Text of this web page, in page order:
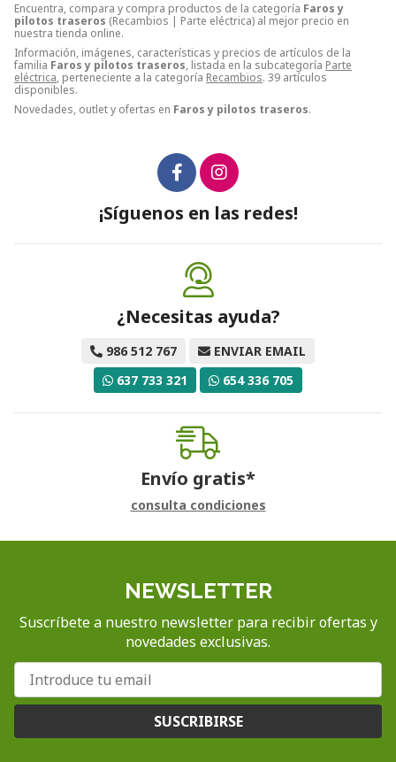
Encuentra, compara y compra productos de la categoría Faros y
pilotos traseros (Recambios | Parte eléctrica) al mejor precio en
nuestra tienda online.
Información, imágenes, características y precios de artículos de la
familia Faros y pilotos traseros, listada en la subcategoría Parte
eléctrica, perteneciente a la categoría Recambios. 39 artículos
disponibles.
Novedades, outlet y ofertas en Faros y pilotos traseros.
¡Síguenos en las redes!
¿Necesitas ayuda?
986 512 767
ENVIAR EMAIL
637 733 321
654 336 705
Envío gratis*
consulta condiciones
NEWSLETTER
Suscríbete a nuestro newsletter para recibir ofertas y
novedades exclusivas.
SUSCRIBIRSE